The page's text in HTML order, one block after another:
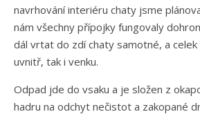
navrhování interiéru chaty jsme
nám všechny přípojky fungovaly
dál vrtat do zdí chaty samotné, a celek
uvnitř, tak i venku.
Odpad jde do vsaku a je složen z
hadru na odchyt nečistot a zakopané